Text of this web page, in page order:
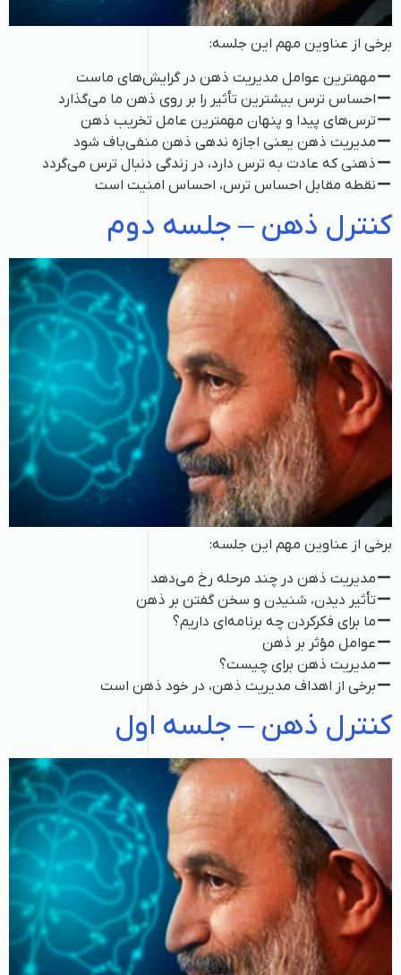
برخی از عناوین مهم این جلسه:
مهمترین عوامل مدیریت ذهن در گرایش‌های ماست
احساس ترس بیشترین تأثیر را بر روی ذهن ما می‌گذارد
ترس‌های پیدا و پنهان مهمترین عامل تخریب ذهن
مدیریت ذهن یعنی اجازه ندهی ذهن منفی‌باف شود
ذهنی که عادت به ترس دارد، در زندگی دنبال ترس می‌گردد
نقطه مقابل احساس ترس، احساس امنیت است
کنترل ذهن – جلسه دوم
برخی از عناوین مهم این جلسه:
مدیریت ذهن در چند مرحله رخ می‌دهد
تأثیر دیدن، شنیدن و سخن گفتن بر ذهن
ما برای فکرکردن چه برنامه‌ای داریم؟
عوامل مؤثر بر ذهن
مدیریت ذهن برای چیست؟
برخی از اهداف مدیریت ذهن، در خود ذهن است
کنترل ذهن – جلسه اول